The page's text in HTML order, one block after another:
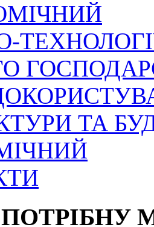
ТА
ПОТРІБНУ